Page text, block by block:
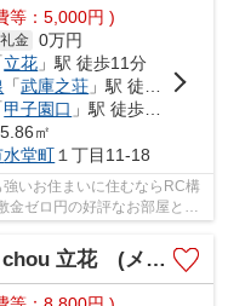
等：5,000円 )
礼金 0万円
立花 」駅 徒歩11分
「武庫之荘 」駅 徒歩15分
甲子園口 」駅 徒歩30分
㎡
水堂町 １丁目11-18
いお住まいに住むならRC構
金ゼロ円の好評なお部屋とな
ンドシュシュタチバナ)